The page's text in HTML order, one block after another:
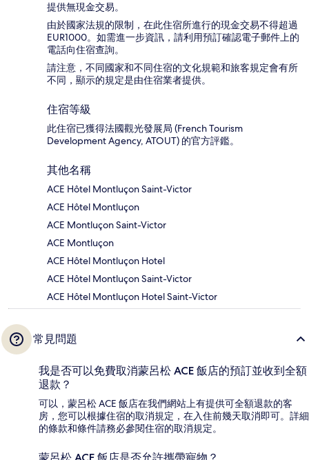
提供無現金交易。
由於國家法規的限制，在此住宿所進行的現金交易不得超過
EUR1000。如需進一步資訊，請利用預訂確認電子郵件上的
電話向住宿查詢。
請注意，不同國家和不同住宿的文化規範和旅客規定會有所
不同，顯示的規定是由住宿業者提供。
住宿等級
此住宿已獲得法國觀光發展局 (French Tourism
Development Agency, ATOUT) 的官方評鑑。
其他名稱
ACE Hôtel Montluçon Saint-Victor
ACE Hôtel Montluçon
ACE Montluçon Saint-Victor
ACE Montluçon
ACE Hôtel Montluçon Hotel
ACE Hôtel Montluçon Saint-Victor
ACE Hôtel Montluçon Hotel Saint-Victor
常見問題
我是否可以免費取消蒙呂松 ACE 飯店的預訂並收到全額
退款？
可以，蒙呂松 ACE 飯店在我們網站上有提供可全額退款的客
房，您可以根據住宿的取消規定，在入住前幾天取消即可。詳細
的條款和條件請務必參閱住宿的取消規定。